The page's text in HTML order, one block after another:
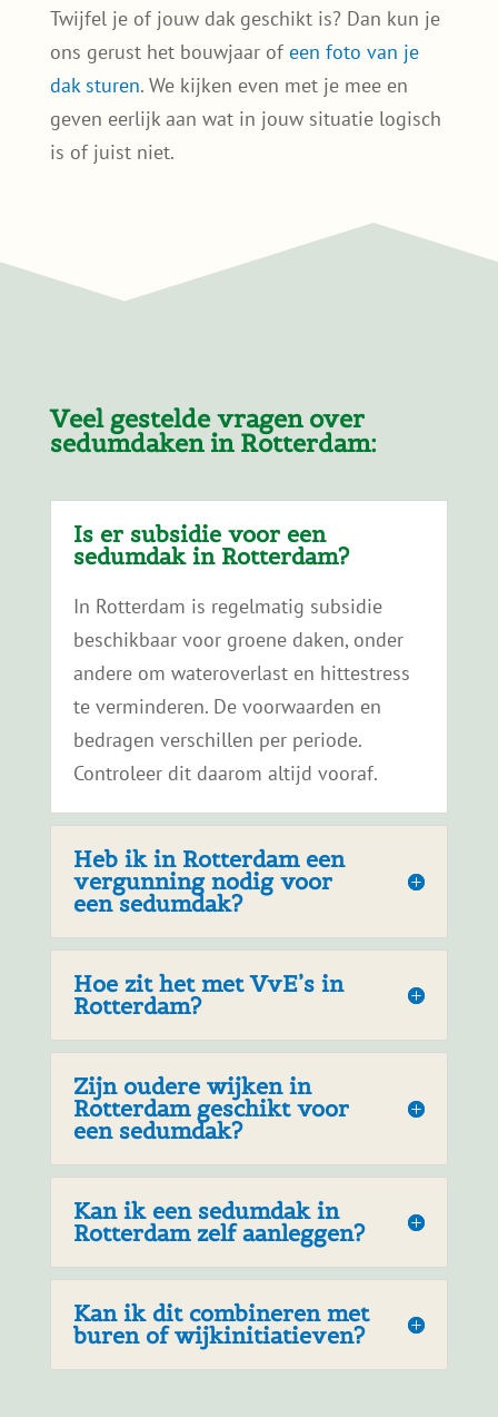
Twijfel je of jouw dak geschikt is? Dan kun je
ons gerust het bouwjaar of een foto van je
dak sturen. We kijken even met je mee en
geven eerlijk aan wat in jouw situatie logisch
is of juist niet.
Veel gestelde vragen over
sedumdaken in Rotterdam:
Is er subsidie voor een
sedumdak in Rotterdam?
In Rotterdam is regelmatig subsidie
beschikbaar voor groene daken, onder
andere om wateroverlast en hittestress
te verminderen. De voorwaarden en
bedragen verschillen per periode.
Controleer dit daarom altijd vooraf.
Heb ik in Rotterdam een
vergunning nodig voor
een sedumdak?
Hoe zit het met VvE’s in
Rotterdam?
Zijn oudere wijken in
Rotterdam geschikt voor
een sedumdak?
Kan ik een sedumdak in
Rotterdam zelf aanleggen?
Kan ik dit combineren met
buren of wijkinitiatieven?